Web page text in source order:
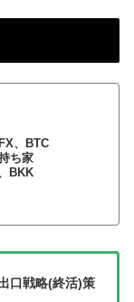
、BTC
ち家
BKK
口戦略(終活)策